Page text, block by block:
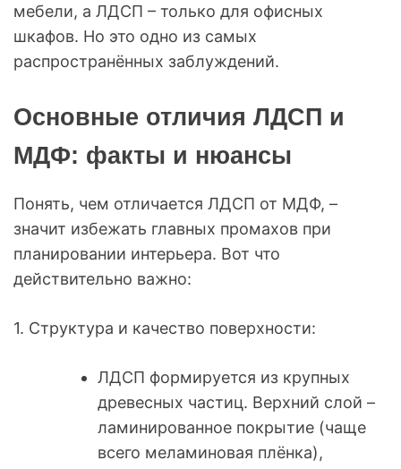
мебели, а ЛДСП – только для офисных
шкафов. Но это одно из самых
распространённых заблуждений.
Основные отличия ЛДСП и
МДФ: факты и нюансы
Понять, чем отличается ЛДСП от МДФ, –
значит избежать главных промахов при
планировании интерьера. Вот что
действительно важно:
1. Структура и качество поверхности:
ЛДСП формируется из крупных
древесных частиц. Верхний слой –
ламинированное покрытие (чаще
всего меламиновая плёнка),